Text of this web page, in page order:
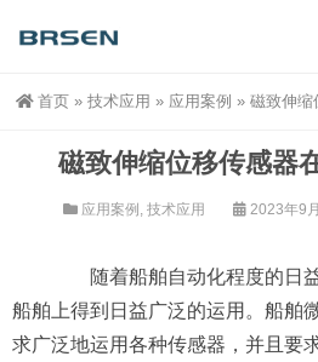
首页 » 技术应用 » 应用案例 » 磁致伸缩
磁致伸缩位移传感器
应用案例 , 技术应用 2023年9
随着船舶自动化程度的日益
船舶上得到日益广泛的运用。船舶
求广泛地运用各种传感器，并且要